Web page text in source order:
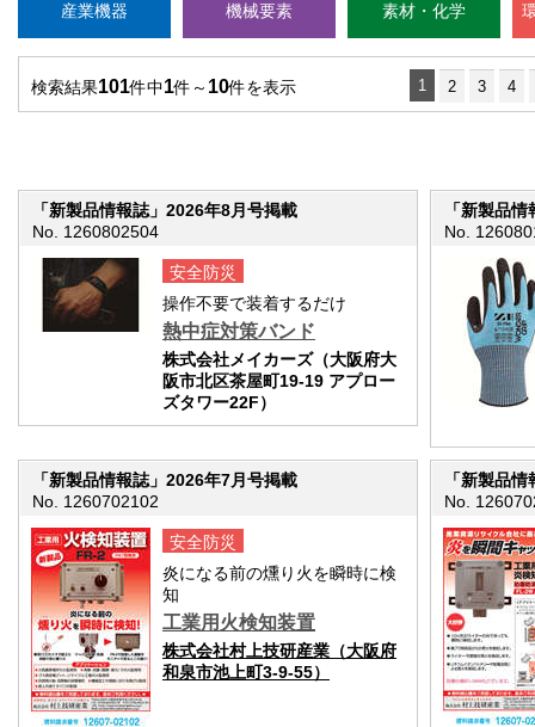
産業機器 機械要素 素材・化学
検索結果101件中1件～ 10件を表示 1 2 3 4
「新製品情報誌」2026年8月号掲載
No. 1260802504
安全防災
操作不要で装着するだけ
熱中症対策バンド
株式会社メイカーズ（大阪府大
阪市北区茶屋町19-19 アプロー
ズタワー22F）
「新製品
No.
「新製品情報誌」2026年7月号掲載
No. 1260702102
安全防災
炎になる前の燻り火を瞬時に検
知
工業用火検知装置
株式会社村上技研産業（大阪府
和泉市池上町3-9-55）
「新製品
No.